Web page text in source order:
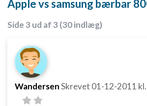
Apple vs samsung bærbar
Side 3 ud af 3 (30 indlæg)
WandersenSkrevet 01-12-2011